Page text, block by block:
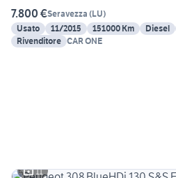
7.800 €Seravezza (LU)
Usato
11/2015 151000 Km Diesel
Rivenditore CAR ONE
11